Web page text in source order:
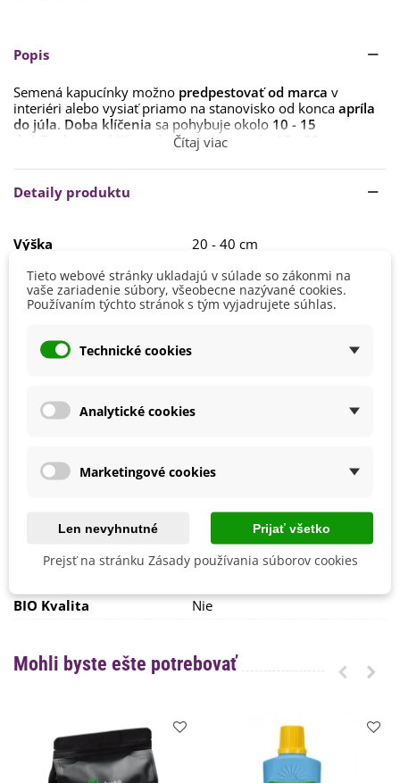
Popis
Semená kapucínky možno predpestovať od marca v
interiéri alebo vysiať priamo na stanovisko od konca apríla
do júla. Doba klíčenia sa pohybuje okolo 10 - 15
dní.
Teplota na klíčenie by mala byť medzi
Semienka sa sejú do hĺbky
20 cm.
Pred samotným výsevom sa odporúča semená máčať vo
Rastline bude vyhovovať
slnečné či polo-tienisté
Čítaj viac
Detaily produktu
Výška
20 - 40 cm
Farba Kvetu
Oranžová
Doba Kvitnutia
August
Júl
Pestovanie
Jún
Máj
Výrobca
SemenaOnline
BIO Kvalita
Nie
Mohli byste ešte potrebovať
Tieto webové stránky ukladajú v súlade so zákonmi na
vaše zariadenie súbory, všeobecne nazývané cookies.
Používaním týchto stránok s tým vyjadrujete súhlas.
Technické cookies
Analytické cookies
Marketingové cookies
Len nevyhnutné Prijať všetko
Prejsť na stránku Zásady používania súborov cookies